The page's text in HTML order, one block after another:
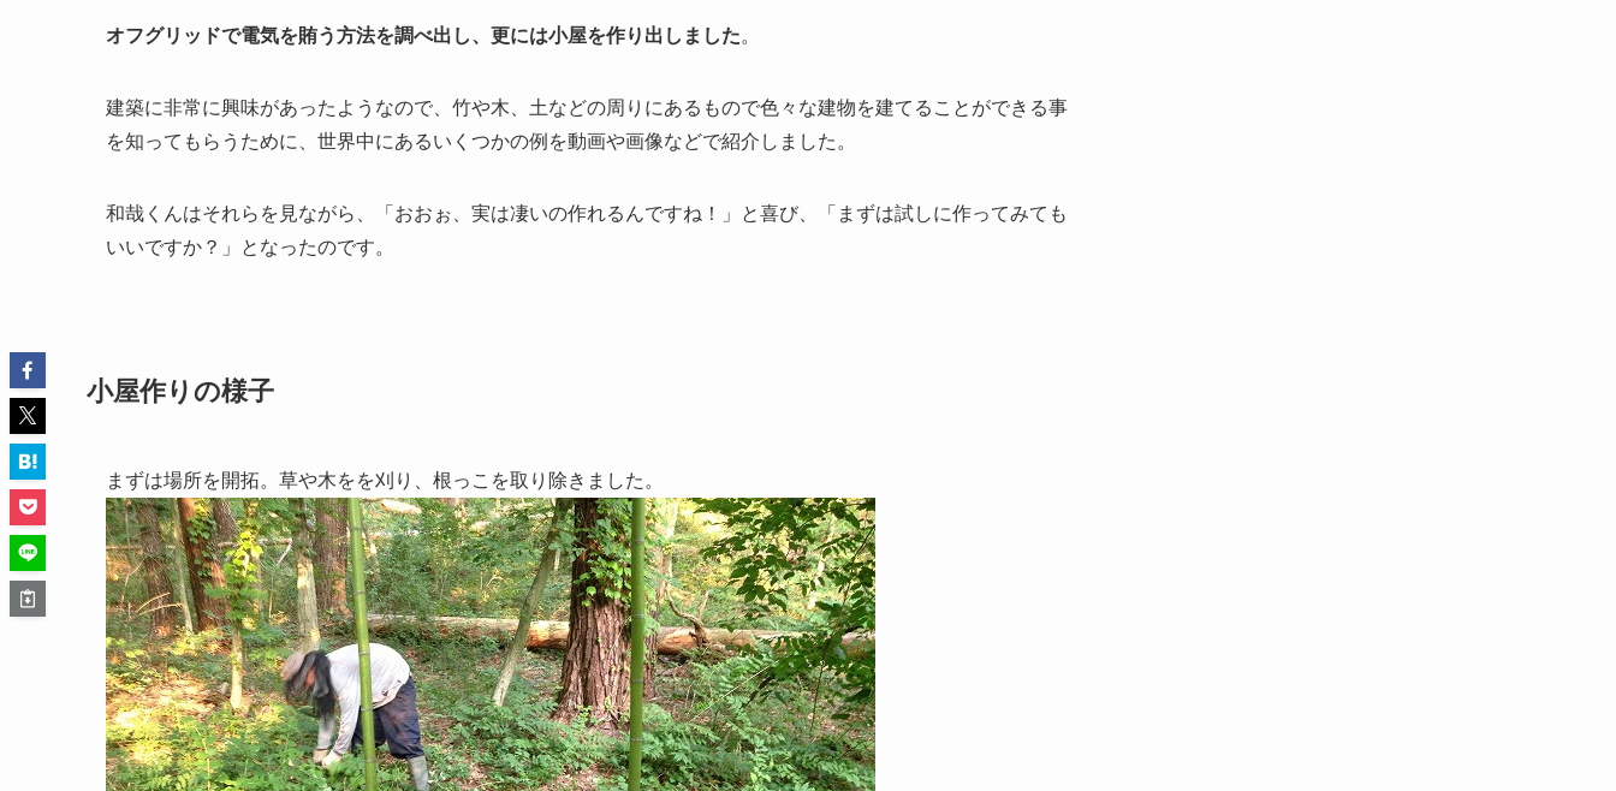
オフグリッドで電気を賄う方法を調べ出し、更には小屋を作り出しました。
建築に非常に興味があったようなので、竹や木、土などの周りにあるもので色々な建物を建てることができる事
を知ってもらうために、世界中にあるいくつかの例を動画や画像などで紹介しました。
和哉くんはそれらを見ながら、「おおぉ、実は凄いの作れるんですね！」と喜び、「まずは試しに作ってみても
いいですか？」となったのです。
小屋作りの様子
まずは場所を開拓。草や木をを刈り、根っこを取り除きました。